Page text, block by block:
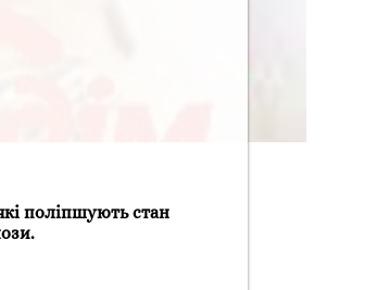
поліпшують стан